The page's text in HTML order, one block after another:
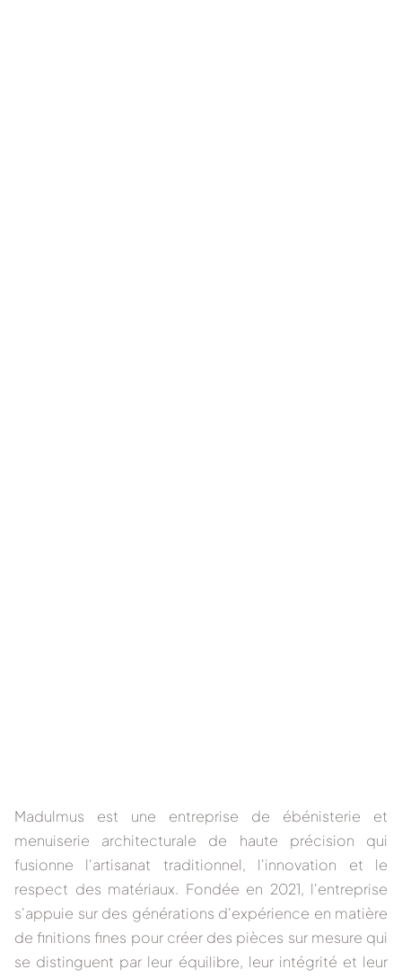
Madulmus est une entreprise de ébénisterie et
menuiserie architecturale de haute précision qui
fusionne l'artisanat traditionnel, l'innovation et le
respect des matériaux. Fondée en 2021, l'entreprise
s'appuie sur des générations d'expérience en matière
de finitions fines pour créer des pièces sur mesure qui
se distinguent par leur équilibre, leur intégrité et leur